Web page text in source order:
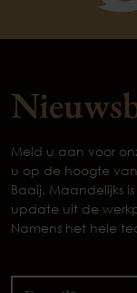
Meld u aan voor
u op de hoogte
Baaij. Maandelijks
update uit de
Namens het hele